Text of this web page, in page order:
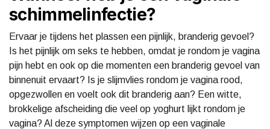
schimmelinfectie?
Ervaar je tijdens het plassen een pijnlijk, branderig gevoel?
Is het pijnlijk om seks te hebben, omdat je rondom je vagina
pijn hebt en ook op die momenten een branderig gevoel van
binnenuit ervaart? Is je slijmvlies rondom je vagina rood,
opgezwollen en voelt ook dit branderig aan? Een witte,
brokkelige afscheiding die veel op yoghurt lijkt rondom je
vagina? Al deze symptomen wijzen op een vaginale